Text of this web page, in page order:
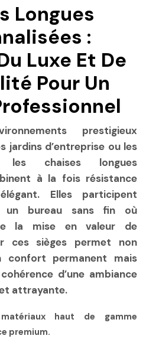
Longues
:
Luxe Et De
Pour Un
prestigieux
jardins d’entreprise ou les
chaises longues
à la fois résistance
Elles participent
un bureau sans fin où
la mise en valeur de
ces sièges permet non
confort permanent mais
d’une ambiance
attrayante.
haut de gamme
premium.